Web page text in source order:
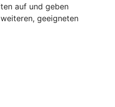
auf und geben
geeigneten